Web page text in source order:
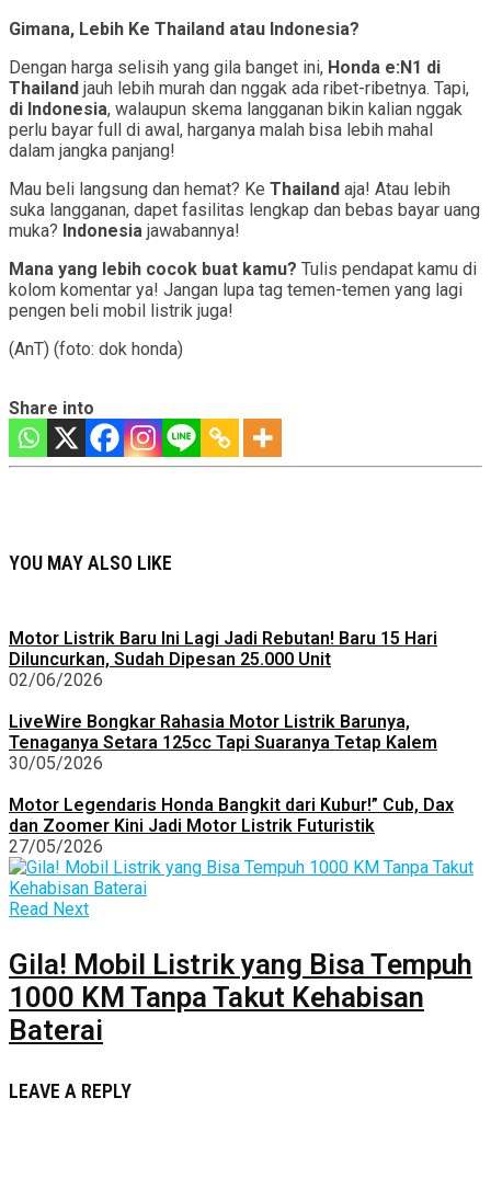
Gimana, Lebih Ke Thailand atau Indonesia?
Dengan harga selisih yang gila banget ini, Honda e:N1 di
Thailand jauh lebih murah dan nggak ada ribet-ribetnya. Tapi,
di Indonesia, walaupun skema langganan bikin kalian nggak
perlu bayar full di awal, harganya malah bisa lebih mahal
dalam jangka panjang!
Mau beli langsung dan hemat? Ke Thailand aja! Atau lebih
suka langganan, dapet fasilitas lengkap dan bebas bayar uang
muka? Indonesia jawabannya!
Mana yang lebih cocok buat kamu? Tulis pendapat kamu di
kolom komentar ya! Jangan lupa tag temen-temen yang lagi
pengen beli mobil listrik juga!
(AnT) (foto: dok honda)
Share into
YOU MAY ALSO LIKE
Motor Listrik Baru Ini Lagi Jadi Rebutan! Baru 15 Hari
Diluncurkan, Sudah Dipesan 25.000 Unit
02/06/2026
LiveWire Bongkar Rahasia Motor Listrik Barunya,
Tenaganya Setara 125cc Tapi Suaranya Tetap Kalem
30/05/2026
Motor Legendaris Honda Bangkit dari Kubur!” Cub, Dax
dan Zoomer Kini Jadi Motor Listrik Futuristik
27/05/2026
Read Next
Gila! Mobil Listrik yang Bisa Tempuh
1000 KM Tanpa Takut Kehabisan
Baterai
LEAVE A REPLY